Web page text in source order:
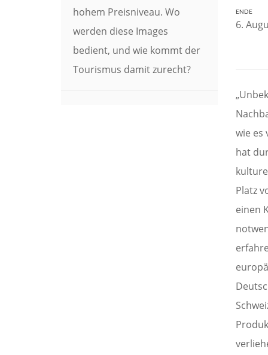
hohem Preisniveau. Wo
werden diese Images
bedient, und wie kommt der
Tourismus damit zurecht?
ENDE
6.
wie es
hat
Platz
einen